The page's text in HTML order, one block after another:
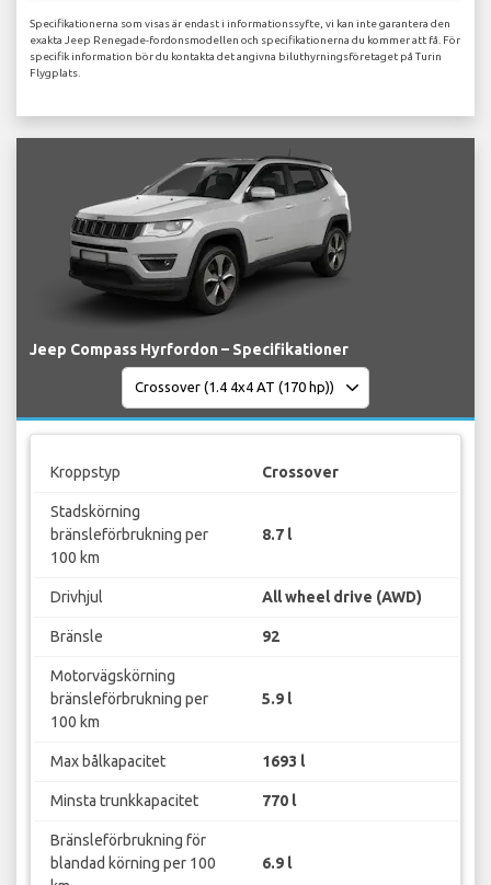
Specifikationerna som visas är endast i informationssyfte, vi kan inte garantera den
exakta Jeep Renegade-fordonsmodellen och specifikationerna du kommer att få. För
specifik information bör du kontakta det angivna biluthyrningsföretaget på Turin
Flygplats.
Jeep Compass Hyrfordon – Specifikationer
Kroppstyp Crossover
Stadskörning
bränsleförbrukning per
100 km
8.7 l
Drivhjul All wheel drive (AWD)
Bränsle 92
Motorvägskörning
bränsleförbrukning per
100 km
5.9 l
Max bålkapacitet 1693 l
Minsta trunkkapacitet 770 l
Bränsleförbrukning för
blandad körning per 100
6.9 l